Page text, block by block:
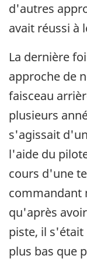
d'autres
avait réussi à
La dernière
approche de
faisceau
plusieurs
s'agissait
l'aide du
cours d'une
commandant
qu'après
piste, il
plus bas que